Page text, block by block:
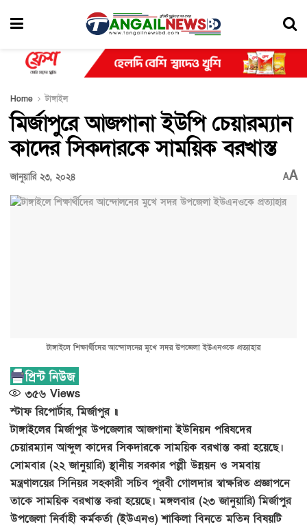
Home টাঙ্গাইল
মির্জাপুরে আজগানা ইউপি চেয়ারম্যান
কাদের সিকদারকে সাময়িক বরখাস্ত
জানুয়ারি ২৩, ২০২৪ AA
টাঙ্গাইলে শিক্ষার্থীদের আন্দোলনের মুখে সদর উপজেলা ইউএনওকে প্রত্যাহার
৩৫৬ Views
স্টাফ রিপোর্টার, মির্জাপুর ॥
টাঙ্গাইলের মির্জাপুর উপজেলার আজগানা ইউনিয়ন পরিষদের
চেয়ারম্যান আব্দুল কাদের সিকদারকে সাময়িক বরখাস্ত করা হয়েছে।
সোমবার (২২ জানুয়ারি) স্থানীয় সরকার পল্লী উন্নয়ন ও সমবায়
মন্ত্রণালয়ের সিনিয়র সহকারী সচিব পূরবী গোলদার স্বাক্ষরিত প্রজ্ঞাপনে
তাকে সাময়িক বরখাস্ত করা হয়েছে। মঙ্গলবার (২৩ জানুয়ারি) মির্জাপুর
উপজেলা নির্বাহী কর্মকর্তা (ইউএনও) শাকিলা বিনতে মতিন বিষয়টি